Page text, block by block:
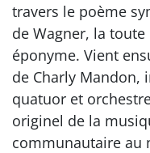
travers le poème
de Wagner, la
éponyme. Vient
de Charly
quatuor et
originel de la
communautaire au